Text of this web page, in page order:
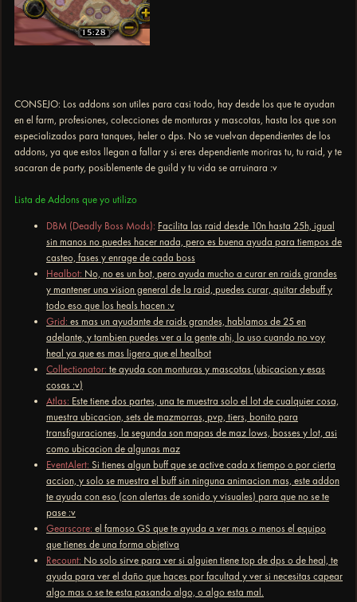
CONSEJO: Los addons son utiles para casi todo, hay desde los que te ayudan
en el farm, profesiones, colecciones de monturas y mascotas, hasta los que son
especializados para tanques, heler o dps. No se vuelvan dependientes de los
addons, ya que estos llegan a fallar y si eres dependiente moriras tu, tu raid, y te
sacaran de party, posiblemente de guild y tu vida se arruinara :v
Lista de Addons que yo utilizo
DBM (Deadly Boss Mods): Facilita las raid desde 10n hasta 25h, igual
sin manos no puedes hacer nada, pero es buena ayuda para tiempos de
casteo, fases y enrage de cada boss
Healbot: No, no es un bot, pero ayuda mucho a curar en raids grandes
y mantener una vision general de la raid, puedes curar, quitar debuff y
todo eso que los heals hacen :v
Grid: es mas un ayudante de raids grandes, hablamos de 25 en
adelante, y tambien puedes ver a la gente ahi, lo uso cuando no voy
heal ya que es mas ligero que el healbot
Collectionator: te ayuda con monturas y mascotas (ubicacion y esas
cosas :v)
Atlas: Este tiene dos partes, una te muestra solo el lot de cualquier cosa,
muestra ubicacion, sets de mazmorras, pvp, tiers, bonito para
transfiguraciones, la segunda son mapas de maz lows, bosses y lot, asi
como ubicacion de algunas maz
EventAlert: Si tienes algun buff que se active cada x tiempo o por cierta
accion, y solo se muestra el buff sin ninguna animacion mas, este addon
te ayuda con eso (con alertas de sonido y visuales) para que no se te
pase :v
Gearscore: el famoso GS que te ayuda a ver mas o menos el equipo
que tienes de una forma objetiva
Recount: No solo sirve para ver si alguien tiene top de dps o de heal, te
ayuda para ver el daño que haces por facultad y ver si necesitas capear
algo mas o se te esta pasando algo, o algo esta mal.